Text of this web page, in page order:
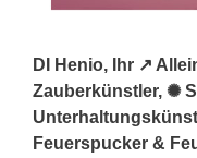
DI Henio, Ihr ↗️
Zauberkünstler, ✺
Feuerspucker &